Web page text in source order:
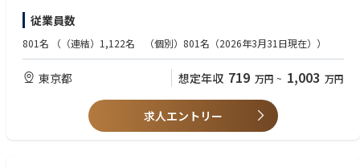
積極的に貢献しています。
●充実した福利厚生および、多国籍採用
・チームビルディング活動：定期的にチームビルディング活動を開催
し、チームの結束力を高め、リラックスした楽しい雰囲気の中で多くの友
・健康ケア：従業員の健康を大切にし、定期的な健康診断や健康保障プ
ランを提供し、常に最高の状態を保つことをサポートします。
③技術の価値を「翻訳」する資料作成
難しい技術を“経営者に伝わる言葉”に変換し、業界別（製造／流通／金
融）のシナリオ構成やプレゼン資料の作成 、価値訴求のストーリー作りを
担当いただきます。
④ EBCコンテンツ企画
セッションテーマの企画、デモ演出の改善、顧客参加型ワークショップの
求める人物像
・人前で話すことに前向きで、“伝える・語る” スキルを伸ばしたい
・興味の幅が広く学ぶことが好き
・最初は1領域から始めて、徐々に横断的に知識を広げたい
■歓迎（WANT）
以下の方を歓迎いたします。
・プレゼンが好き or 得意
従業員数
801名 （（連結）1,122名 （個別）801名（2026年3月31日現在））
東京都 想定年収 719 万円 ~ 1,003 万円
求人エントリー